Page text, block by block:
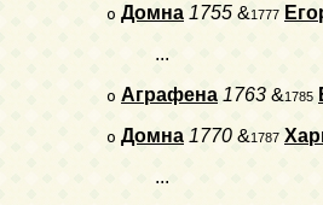
o Домна 1755 &1777
...
o Аграфена 1763 &1785
o Домна 1770 &1787
...